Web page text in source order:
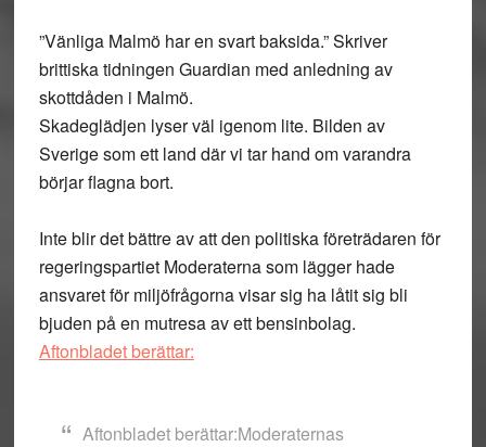
”Vänliga Malmö har en svart baksida.” Skriver
brittiska tidningen Guardian med anledning av
skottdåden i Malmö.
Skadeglädjen lyser väl igenom lite. Bilden av
Sverige som ett land där vi tar hand om varandra
börjar flagna bort.
Inte blir det bättre av att den politiska företrädaren för
regeringspartiet Moderaterna som lägger hade
ansvaret för miljöfrågorna visar sig ha låtit sig bli
bjuden på en mutresa av ett bensinbolag.
Aftonbladet berättar:
Aftonbladet berättar:Moderaternas